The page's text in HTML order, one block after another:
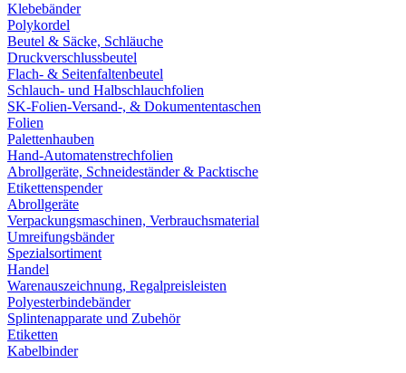
Klebebänder
Polykordel
Beutel & Säcke, Schläuche
Druckverschlussbeutel
Flach- & Seitenfaltenbeutel
Schlauch- und Halbschlauchfolien
SK-Folien-Versand-, & Dokumententaschen
Folien
Palettenhauben
Hand-Automatenstrechfolien
Abrollgeräte, Schneideständer & Packtische
Etikettenspender
Abrollgeräte
Verpackungsmaschinen, Verbrauchsmaterial
Umreifungsbänder
Spezialsortiment
Handel
Warenauszeichnung, Regalpreisleisten
Polyesterbindebänder
Splintenapparate und Zubehör
Etiketten
Kabelbinder